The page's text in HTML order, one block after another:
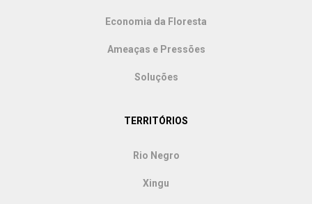
Economia da Floresta
Ameaças e Pressões
Soluções
TERRITÓRIOS
Rio Negro
Xingu